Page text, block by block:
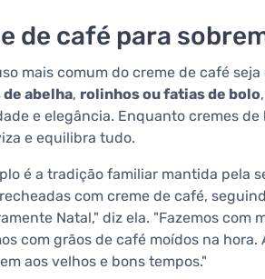
de café para
mais comum do creme de café seja
abelha, rolinhos ou fatias de bolo
e elegância. Enquanto cremes
e equilibra tudo.
é a tradição familiar mantida pela
com creme de café,
Natal," diz ela. "Fazemos
com grãos de café moídos na
aos velhos e bons tempos."